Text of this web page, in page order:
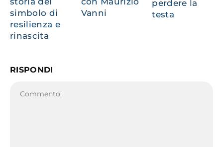
simbolo di
resilienza e
rinascita
Vanni
perdere la
testa
RISPONDI